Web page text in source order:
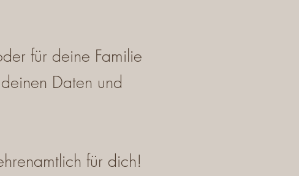
für deine Familie
Daten und
für dich!